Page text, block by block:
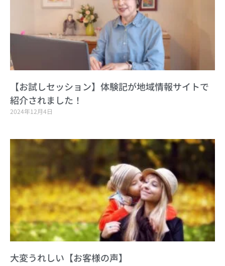
【お試しセッション】体験記が地域情報サイトで
紹介されました！
2024年12月4日
大変うれしい【お客様の声】